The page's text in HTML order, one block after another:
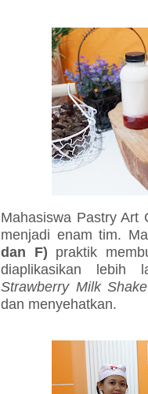
Mahasiswa Pastry Art
menjadi enam tim.
dan F) praktik
diaplikasikan lebih
Strawberry Milk Shake
dan menyehatkan.